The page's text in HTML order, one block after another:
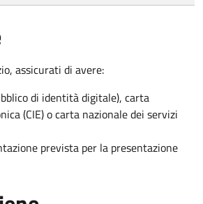
assicurati di avere:
di identità digitale), carta
(CIE) o carta nazionale dei servizi
prevista per la presentazione